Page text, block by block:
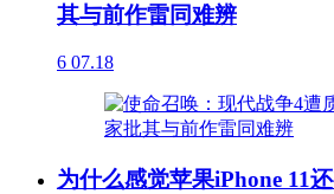
其与前作雷同难辨
6 07.18
为什么感觉苹果iPhone 11